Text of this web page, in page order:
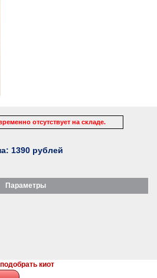
отсутствует на складе.
1390 рублей
Параметры
киот